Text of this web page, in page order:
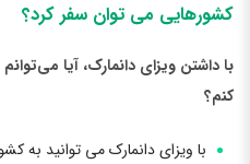
کشورهایی می توان سفر کرد؟
با داشتن ویزای دانمارک، آیا
کنم؟
با ویزای دانمارک می توانید به